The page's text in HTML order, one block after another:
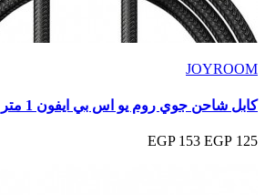
JOYROOM
كابل شاحن جوي روم يو اس بي ايفون 1 متر موديل a30
125 EGP
153 EGP